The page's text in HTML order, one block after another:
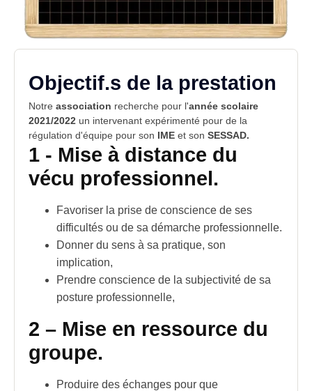
Objectif.s de la prestation
Notre association recherche pour l'année scolaire
2021/2022 un intervenant expérimenté pour de la
régulation d'équipe pour son IME et son SESSAD.
1 - Mise à distance du
vécu professionnel.
Favoriser la prise de conscience de ses
difficultés ou de sa démarche professionnelle.
Donner du sens à sa pratique, son
implication,
Prendre conscience de la subjectivité de sa
posture professionnelle,
2 – Mise en ressource du
groupe.
Produire des échanges pour que